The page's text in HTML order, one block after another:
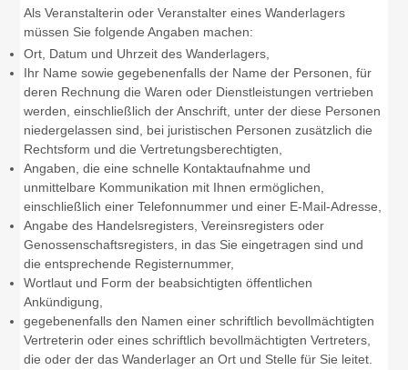
Als Veranstalterin oder Veranstalter eines Wanderlagers
müssen Sie folgende Angaben machen:
Ort, Datum und Uhrzeit des Wanderlagers,
Ihr Name sowie gegebenenfalls der Name der Personen, für
deren Rechnung die Waren oder Dienstleistungen vertrieben
werden, einschließlich der Anschrift, unter der diese Personen
niedergelassen sind, bei juristischen Personen zusätzlich die
Rechtsform und die Vertretungsberechtigten,
Angaben, die eine schnelle Kontaktaufnahme und
unmittelbare Kommunikation mit Ihnen ermöglichen,
einschließlich einer Telefonnummer und einer E-Mail-Adresse,
Angabe des Handelsregisters, Vereinsregisters oder
Genossenschaftsregisters, in das Sie eingetragen sind und
die entsprechende Registernummer,
Wortlaut und Form der beabsichtigten öffentlichen
Ankündigung,
gegebenenfalls den Namen einer schriftlich bevollmächtigten
Vertreterin oder eines schriftlich bevollmächtigten Vertreters,
die oder der das Wanderlager an Ort und Stelle für Sie leitet.